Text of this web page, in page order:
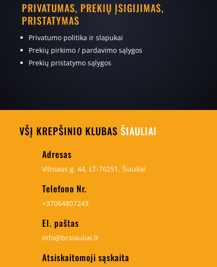
PRIVATUMAS, PREKIŲ ĮSIGIJIMAS,
PRISTATYMAS
Privatumo politika ir slapukai
Prekių pirkimo / pardavimo sąlygos
Prekių pristatymo sąlygos
VŠĮ KREPŠINIO KLUBAS ŠIAULIAI
Adresas
Vilniaus g. 44, LT-76251, Šiauliai
Telefono Nr.
+37064807243
El. paštas
info@bcsiauliai.lt
Atsiskaitomoji sąskaita